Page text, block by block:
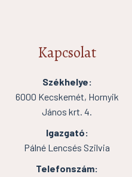
Kapcsolat
Székhelye:
6000 Kecskemét, Hornyik
János krt. 4.
Igazgató:
Pálné Lencsés Szilvia
Telefonszám: